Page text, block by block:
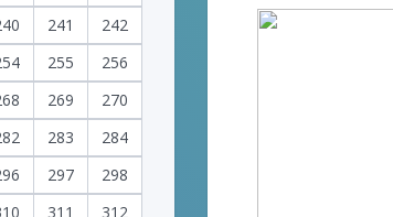
241
242
255
256
269
270
283
284
297
298
311
312